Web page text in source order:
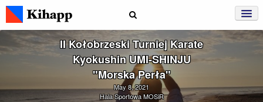
II Kołobrzeski Turniej Karate
Kyokushin UMI‑SHINJU
"Morska Perła"
May 8, 2021
Hala Sportowa MOSiR